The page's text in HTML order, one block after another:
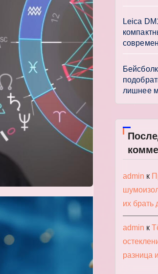
Leica
лишнее
admin к
их брать
admin к
разница